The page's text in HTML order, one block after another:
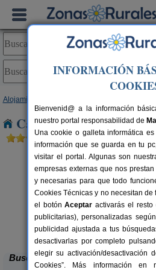
Alojamientos
Casas Rurales cerca
Casa Rural Los Huetos
Hueto Arriba (Álava)
Buscar
INFORMACIÓN
Bienvenid@ a la información
nuestro portal responsabilidad de
Una cookie o galleta informática
información que se guarda en tu
visitar el portal. Algunas son
empresas externas que nos
y necesarias para que todo
Cookies Técnicas y no necesitan de
el botónAceptar activarás el
publicitarias), personalizadas
publicidad ajustada a tus
desactivarlas por completo
elegir su activación/desactivación
Cookies”. Más información en